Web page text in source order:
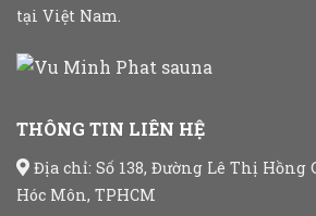
tại Việt Nam.
THÔNG TIN LIÊN HỆ
Địa chỉ: Số 138, Đường Lê Thị Hồng
Hóc Môn, TPHCM